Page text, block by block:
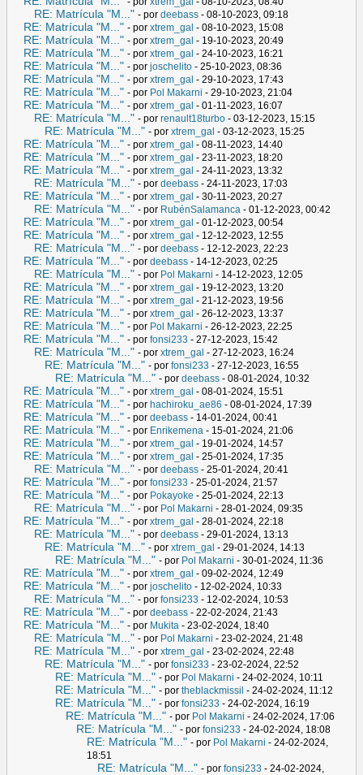
RE: Matrícula "M..." - por deebass - 08-10-2023, 09:18
RE: Matrícula "M..." - por xtrem_gal - 08-10-2023, 15:08
RE: Matrícula "M..." - por xtrem_gal - 19-10-2023, 20:49
RE: Matrícula "M..." - por xtrem_gal - 24-10-2023, 16:21
RE: Matrícula "M..." - por joschelito - 25-10-2023, 08:36
RE: Matrícula "M..." - por xtrem_gal - 29-10-2023, 17:43
RE: Matrícula "M..." - por Pol Makarni - 29-10-2023, 21:04
RE: Matrícula "M..." - por xtrem_gal - 01-11-2023, 16:07
RE: Matrícula "M..." - por renault18turbo - 03-12-2023, 15:15
RE: Matrícula "M..." - por xtrem_gal - 03-12-2023, 15:25
RE: Matrícula "M..." - por xtrem_gal - 08-11-2023, 14:40
RE: Matrícula "M..." - por xtrem_gal - 23-11-2023, 18:20
RE: Matrícula "M..." - por xtrem_gal - 24-11-2023, 13:32
RE: Matrícula "M..." - por deebass - 24-11-2023, 17:03
RE: Matrícula "M..." - por xtrem_gal - 30-11-2023, 20:27
RE: Matrícula "M..." - por RubénSalamanca - 01-12-2023, 00:42
RE: Matrícula "M..." - por xtrem_gal - 01-12-2023, 00:54
RE: Matrícula "M..." - por xtrem_gal - 12-12-2023, 12:55
RE: Matrícula "M..." - por deebass - 12-12-2023, 22:23
RE: Matrícula "M..." - por deebass - 14-12-2023, 02:25
RE: Matrícula "M..." - por Pol Makarni - 14-12-2023, 12:05
RE: Matrícula "M..." - por xtrem_gal - 19-12-2023, 13:20
RE: Matrícula "M..." - por xtrem_gal - 21-12-2023, 19:56
RE: Matrícula "M..." - por xtrem_gal - 26-12-2023, 13:37
RE: Matrícula "M..." - por Pol Makarni - 26-12-2023, 22:25
RE: Matrícula "M..." - por fonsi233 - 27-12-2023, 15:42
RE: Matrícula "M..." - por xtrem_gal - 27-12-2023, 16:24
RE: Matrícula "M..." - por fonsi233 - 27-12-2023, 16:55
RE: Matrícula "M..." - por deebass - 08-01-2024, 10:32
RE: Matrícula "M..." - por xtrem_gal - 08-01-2024, 15:51
RE: Matrícula "M..." - por hachiroku_ae86 - 08-01-2024, 17:39
RE: Matrícula "M..." - por deebass - 14-01-2024, 00:41
RE: Matrícula "M..." - por Enrikemena - 15-01-2024, 21:06
RE: Matrícula "M..." - por xtrem_gal - 19-01-2024, 14:57
RE: Matrícula "M..." - por xtrem_gal - 25-01-2024, 17:35
RE: Matrícula "M..." - por deebass - 25-01-2024, 20:41
RE: Matrícula "M..." - por fonsi233 - 25-01-2024, 21:57
RE: Matrícula "M..." - por Pokayoke - 25-01-2024, 22:13
RE: Matrícula "M..." - por Pol Makarni - 28-01-2024, 09:35
RE: Matrícula "M..." - por xtrem_gal - 28-01-2024, 22:18
RE: Matrícula "M..." - por deebass - 29-01-2024, 13:13
RE: Matrícula "M..." - por xtrem_gal - 29-01-2024, 14:13
RE: Matrícula "M..." - por Pol Makarni - 30-01-2024, 11:36
RE: Matrícula "M..." - por xtrem_gal - 09-02-2024, 12:49
RE: Matrícula "M..." - por joschelito - 12-02-2024, 10:33
RE: Matrícula "M..." - por fonsi233 - 12-02-2024, 10:53
RE: Matrícula "M..." - por deebass - 22-02-2024, 21:43
RE: Matrícula "M..." - por Mukita - 23-02-2024, 18:40
RE: Matrícula "M..." - por Pol Makarni - 23-02-2024, 21:48
RE: Matrícula "M..." - por xtrem_gal - 23-02-2024, 22:48
RE: Matrícula "M..." - por fonsi233 - 23-02-2024, 22:52
RE: Matrícula "M..." - por Pol Makarni - 24-02-2024, 10:11
RE: Matrícula "M..." - por theblackmissil - 24-02-2024, 11:12
RE: Matrícula "M..." - por fonsi233 - 24-02-2024, 16:19
RE: Matrícula "M..." - por Pol Makarni - 24-02-2024, 17:06
RE: Matrícula "M..." - por fonsi233 - 24-02-2024, 18:08
RE: Matrícula "M..." - por Pol Makarni - 24-02-2024,
18:51
RE: Matrícula "M..." - por fonsi233 - 24-02-2024,